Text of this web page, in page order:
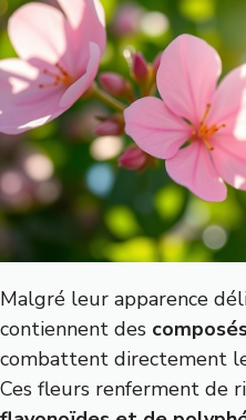
Malgré leur apparence
contiennent des
combattent directement
Ces fleurs renferment de